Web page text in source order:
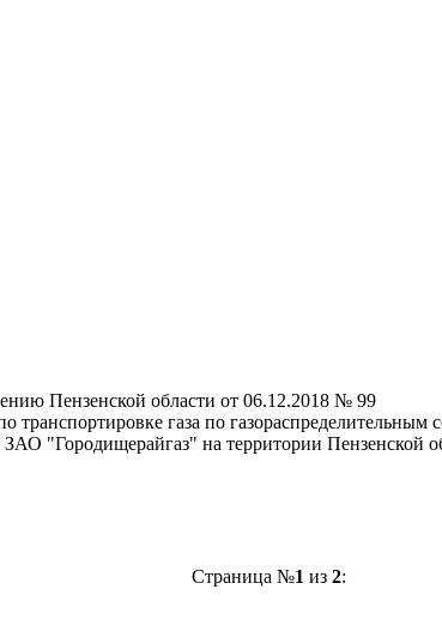
Пензенской области от 06.12.2018 № 99
газа по
"Городищерайгаз" на территории Пензенской
Страница №1 из 2: